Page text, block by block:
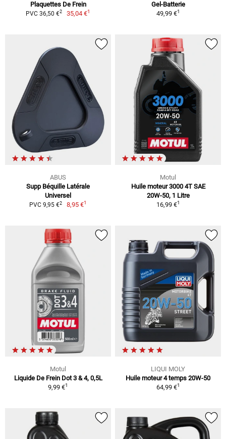
Plaquettes De Frein
PVC 36,50 €2 35,04 €1
Gel-Batterie
49,99 €1
ABUS
Supp Béquille Latérale
Universel
PVC 9,95 €2 8,95 €1
Motul
Huile moteur 3000 4T SAE
20W-50, 1 Litre
16,99 €1
Motul
Liquide De Frein Dot 3 & 4, 0,5L
9,99 €1
LIQUI MOLY
Huile moteur 4 temps 20W-50
64,99 €1